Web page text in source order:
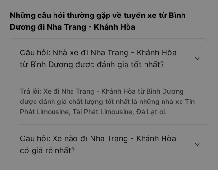
Những câu hỏi thường gặp về tuyến xe từ Bình
Dương đi Nha Trang - Khánh Hòa
Câu hỏi: Nhà xe đi Nha Trang - Khánh Hòa
từ Bình Dương được đánh giá tốt nhất?
Trả lời: Xe đi Nha Trang - Khánh Hòa từ Bình Dương
được đánh giá chất lượng tốt nhất là những nhà xe Tín
Phát Limousine, Tài Phát Limousine, Đà Lạt ơi.
Câu hỏi: Xe nào đi Nha Trang - Khánh Hòa
có giá rẻ nhất?